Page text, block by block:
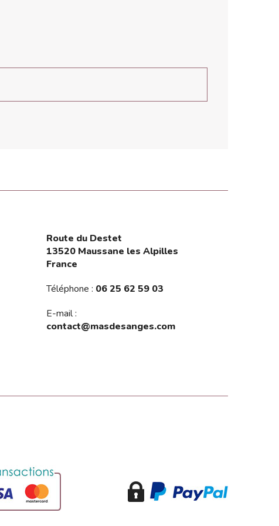
Route du Destet
13520 Maussane les Alpilles
France
Téléphone : 06 25 62 59 03
E-mail :
contact@masdesanges.com